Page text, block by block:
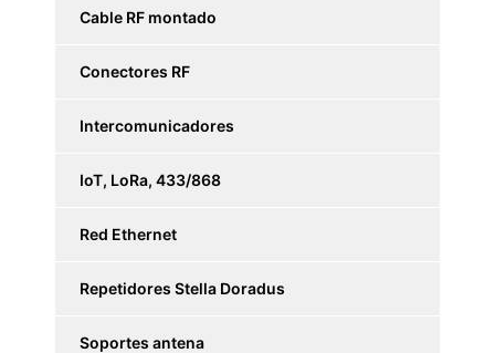
Cable RF montado
Conectores RF
Intercomunicadores
IoT, LoRa, 433/868
Red Ethernet
Repetidores Stella Doradus
Soportes antena